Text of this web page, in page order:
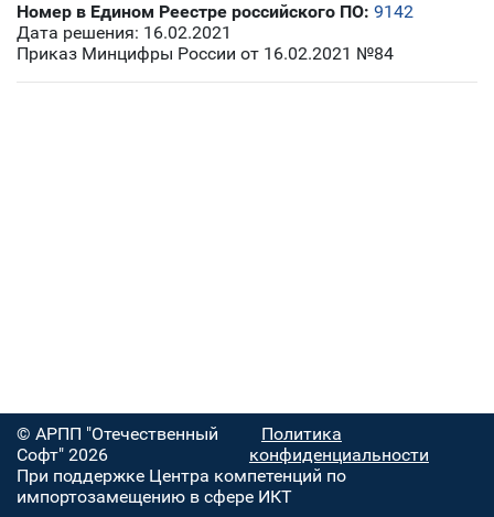
Номер в Едином Реестре российского ПО: 9142
Дата решения: 16.02.2021
Приказ Минцифры России от 16.02.2021 №84
© АРПП "Отечественный
Софт" 2026
Политика
конфиденциальности
При поддержке Центра компетенций по
импортозамещению в сфере ИКТ